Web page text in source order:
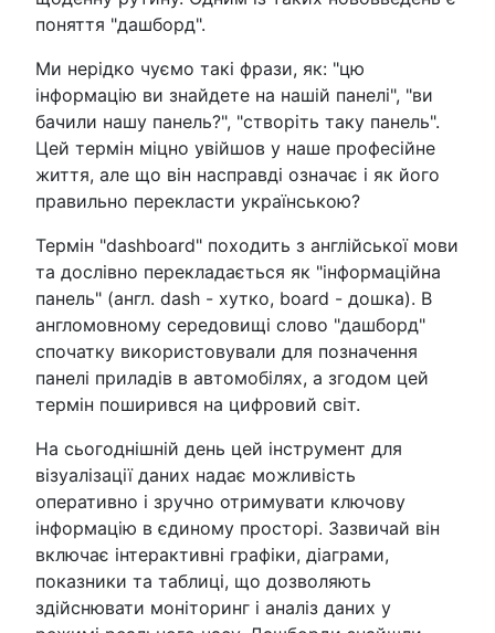
поняття "дашборд".
Ми нерідко чуємо такі фрази, як: "цю
інформацію ви знайдете на нашій панелі", "ви
бачили нашу панель?", "створіть таку панель".
Цей термін міцно увійшов у наше професійне
життя, але що він насправді означає і як його
правильно перекласти українською?
Термін "dashboard" походить з англійської мови
та дослівно перекладається як "інформаційна
панель" (англ. dash - хутко, board - дошка). В
англомовному середовищі слово "дашборд"
спочатку використовували для позначення
панелі приладів в автомобілях, а згодом цей
термін поширився на цифровий світ.
На сьогоднішній день цей інструмент для
візуалізації даних надає можливість
оперативно і зручно отримувати ключову
інформацію в єдиному просторі. Зазвичай він
включає інтерактивні графіки, діаграми,
показники та таблиці, що дозволяють
здійснювати моніторинг і аналіз даних у